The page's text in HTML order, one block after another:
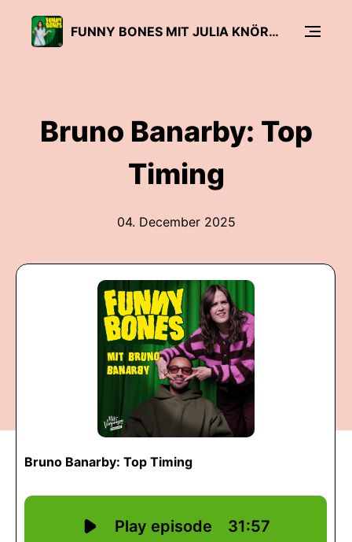
FUNNY BONES MIT JULIA KNÖRNSCHILD
Bruno Banarby: Top
Timing
04. December 2025